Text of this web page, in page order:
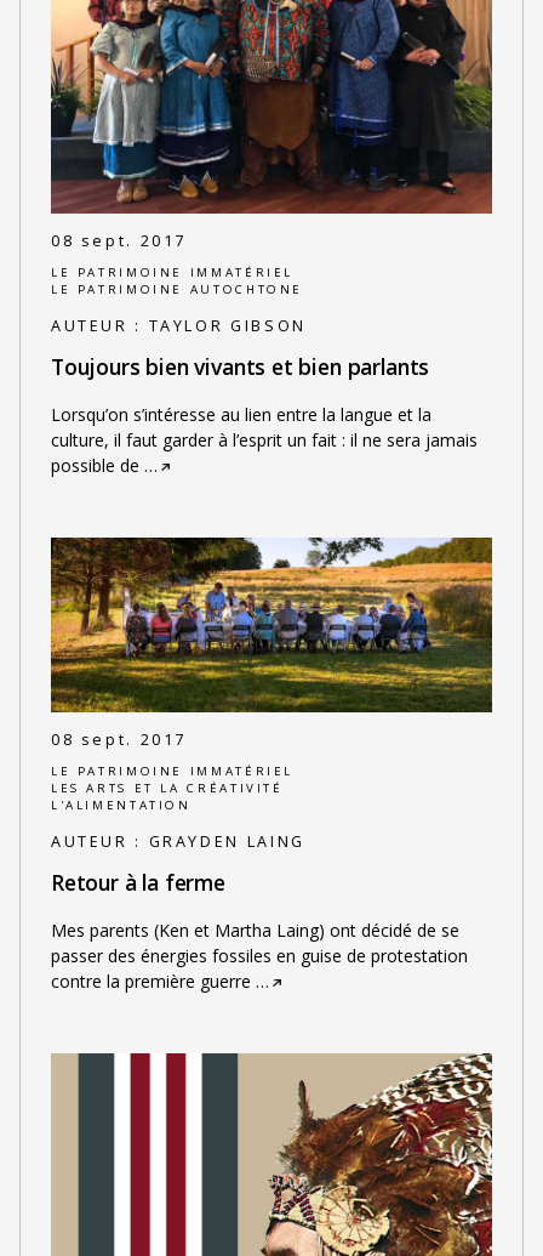
08 sept. 2017
LE PATRIMOINE IMMATÉRIEL
LE PATRIMOINE AUTOCHTONE
AUTEUR : TAYLOR GIBSON
Toujours bien vivants et bien parlants
Lorsqu’on s’intéresse au lien entre la langue et la
culture, il faut garder à l’esprit un fait : il ne sera jamais
possible de …
08 sept. 2017
LE PATRIMOINE IMMATÉRIEL
LES ARTS ET LA CRÉATIVITÉ
L'ALIMENTATION
AUTEUR : GRAYDEN LAING
Retour à la ferme
Mes parents (Ken et Martha Laing) ont décidé de se
passer des énergies fossiles en guise de protestation
contre la première guerre …